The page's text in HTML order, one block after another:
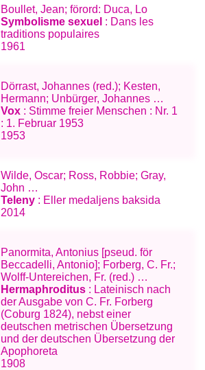
Boullet, Jean; förord: Duca, Lo
Symbolisme sexuel : Dans les
traditions populaires
1961
Dörrast, Johannes (red.); Kesten,
Hermann; Unbürger, Johannes …
Vox : Stimme freier Menschen : Nr. 1
: 1. Februar 1953
1953
Wilde, Oscar; Ross, Robbie; Gray,
John …
Teleny : Eller medaljens baksida
2014
Panormita, Antonius [pseud. för
Beccadelli, Antonio]; Forberg, C. Fr.;
Wolff-Untereichen, Fr. (red.) …
Hermaphroditus : Lateinisch nach
der Ausgabe von C. Fr. Forberg
(Coburg 1824), nebst einer
deutschen metrischen Übersetzung
und der deutschen Übersetzung der
Apophoreta
1908